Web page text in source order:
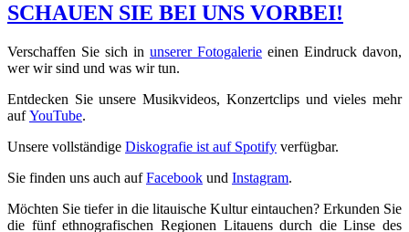
SCHAUEN SIE BEI UNS VORBEI!
Verschaffen Sie sich in unserer Fotogalerie einen Eindruck davon,
wer wir sind und was wir tun.
Entdecken Sie unsere Musikvideos, Konzertclips und vieles mehr
aufYouTube.
Unsere vollständige Diskografie ist auf Spotify verfügbar.
Sie finden uns auch aufFacebook und Instagram.
Möchten Sie tiefer in die litauische Kultur eintauchen? Erkunden Sie
die fünf ethnografischen Regionen Litauens durch die Linse des